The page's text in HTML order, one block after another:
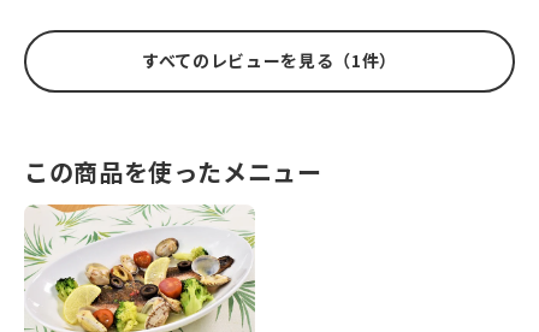
すべてのレビューを見る（1件）
この商品を使ったメニュー